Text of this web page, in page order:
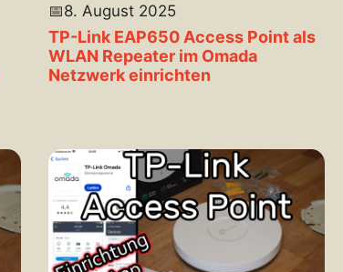
📅8. August 2025
TP-Link EAP650 Access Point als
WLAN Repeater im Omada
Netzwerk einrichten